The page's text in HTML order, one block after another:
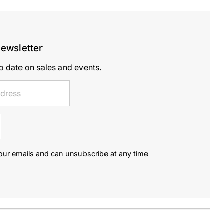
date on sales and events.
emails and can unsubscribe at any time